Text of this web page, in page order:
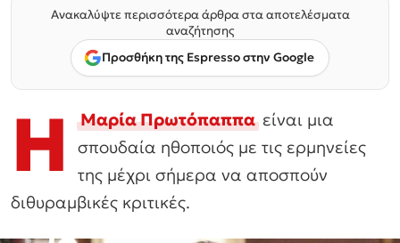
Ανακαλύψτε περισσότερα άρθρα στα αποτελέσματα
αναζήτησης
Προσθήκη της Espresso στην Google
Η Μαρία Πρωτόπαππαείναι μια
σπουδαία ηθοποιός με τις ερμηνείες
της μέχρι σήμερα να αποσπούν
διθυραμβικές κριτικές.